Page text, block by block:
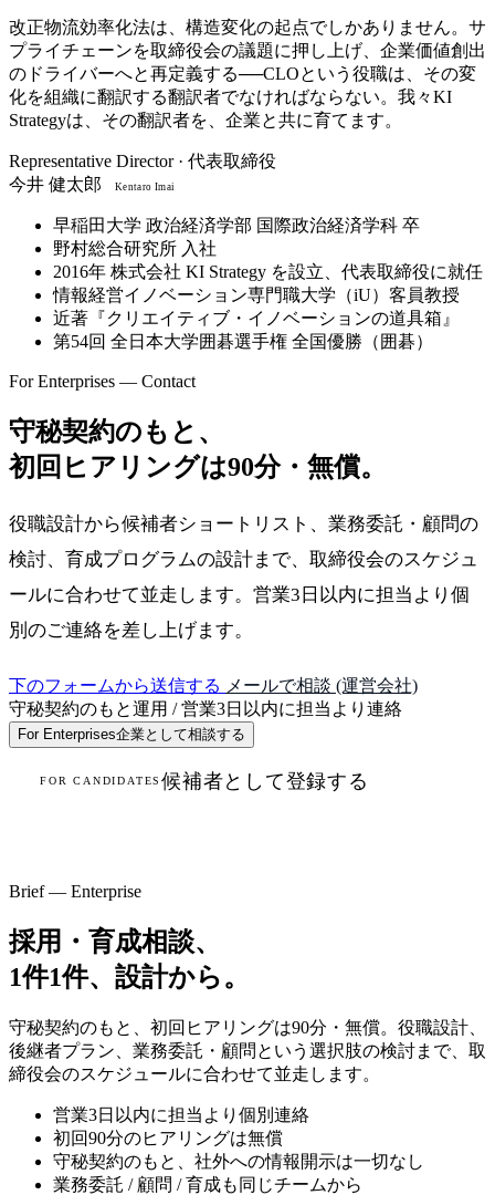
改正物流効率化法は、構造変化の起点でしかありません。サ
プライチェーンを取締役会の議題に押し上げ、企業価値創出
のドライバーへと再定義する──CLOという役職は、その変
化を組織に翻訳する翻訳者でなければならない。我々KI
Strategyは、その翻訳者を、企業と共に育てます。
Representative Director · 代表取締役
今井 健太郎
Kentaro Imai
早稲田大学 政治経済学部 国際政治経済学科 卒
野村総合研究所 入社
2016年 株式会社 KI Strategy を設立、代表取締役に就任
情報経営イノベーション専門職大学（iU）客員教授
近著『クリエイティブ・イノベーションの道具箱』
第54回 全日本大学囲碁選手権 全国優勝（囲碁）
For Enterprises — Contact
守秘契約のもと、
初回ヒアリングは90分・無償。
役職設計から候補者ショートリスト、業務委託・顧問の
検討、育成プログラムの設計まで、取締役会のスケジュ
ールに合わせて並走します。営業3日以内に担当より個
別のご連絡を差し上げます。
下のフォームから送信する メールで相談 (運営会社)
守秘契約のもと運用 / 営業3日以内に担当より連絡
For Enterprises企業として相談する
FOR CANDIDATES候補者として登録する
Brief — Enterprise
採用・育成相談、
1件1件、設計から。
守秘契約のもと、初回ヒアリングは90分・無償。役職設計、
後継者プラン、業務委託・顧問という選択肢の検討まで、取
締役会のスケジュールに合わせて並走します。
営業3日以内に担当より個別連絡
初回90分のヒアリングは無償
守秘契約のもと、社外への情報開示は一切なし
業務委託 / 顧問 / 育成も同じチームから